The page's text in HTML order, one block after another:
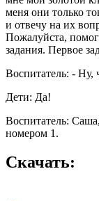
меня они только
и отвечу на их
Пожалуйста,
задания. Первое
Воспитатель: - Ну,
Дети: Да!
Воспитатель:
номером 1.
Скачать: